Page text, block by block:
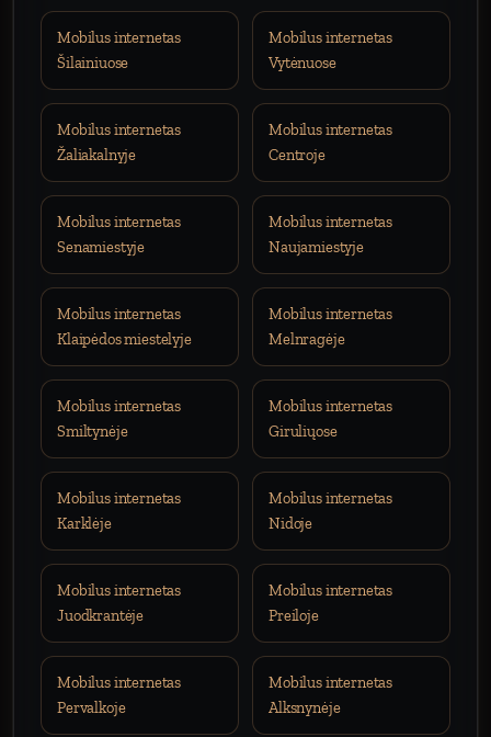
Mobilus internetas
Šilainiuose
Mobilus internetas
Vytėnuose
Mobilus internetas
Žaliakalnyje
Mobilus internetas
Centroje
Mobilus internetas
Senamiestyje
Mobilus internetas
Naujamiestyje
Mobilus internetas
Klaipėdos miestelyje
Mobilus internetas
Melnragėje
Mobilus internetas
Smiltynėje
Mobilus internetas
Giruliųose
Mobilus internetas
Karklėje
Mobilus internetas
Nidoje
Mobilus internetas
Juodkrantėje
Mobilus internetas
Preiloje
Mobilus internetas
Pervalkoje
Mobilus internetas
Alksnynėje